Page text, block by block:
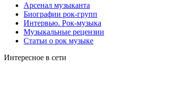
Арсенал музыканта
Биографии рок-групп
Интервью. Рок-музыка
Музыкальные рецензии
Статьи о рок музыке
Интересное в сети